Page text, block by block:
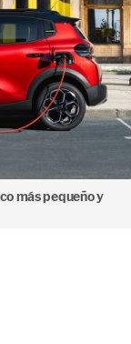
más pequeño y